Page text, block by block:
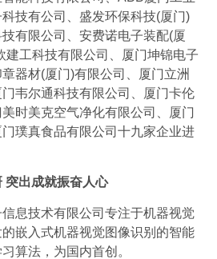
技有公司、盛发环保科技(厦门)
有限公司、安费诺电子装配(厦
建工科技有限公司、厦门坤锦电子
器材(厦门)有限公司、厦门立洲
韦尔通科技有限公司、厦门卡伦
时美克空气净化有限公司、厦门
璞真食品有限公司十九家企业进
出成就振奋人心
技术有限公司专注于机器视觉
嵌入式机器视觉图像识别的智能
算法，为国内首创。